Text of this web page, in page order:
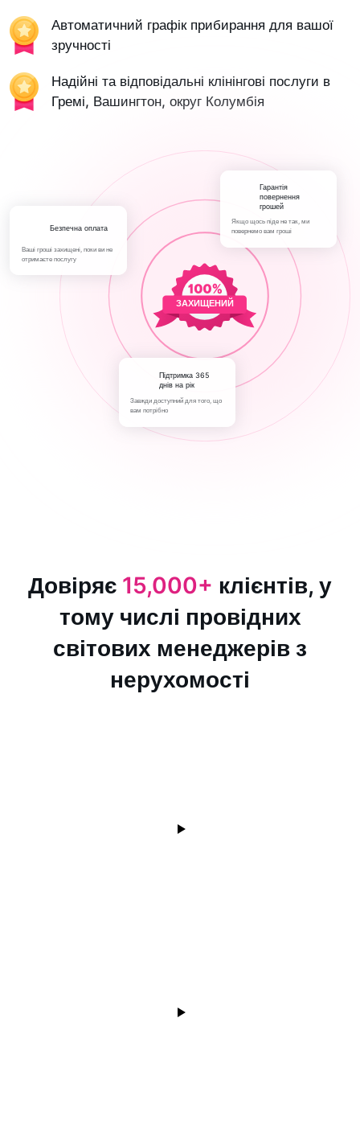
Автоматичний графік прибирання для вашої
зручності
Надійні та відповідальні клінінгові послуги в
Гремі, Вашингтон, округ Колумбія
ЗАХИЩЕНИЙ
Безпечна оплата
Ваші гроші захищені, поки ви не
отримаєте послугу
Гарантія
повернення
грошей
Якщо щось піде не так, ми
повернемо вам гроші
Підтримка 365
днів на рік
Завжди доступний для того, що
вам потрібно
Довіряє 15,000+ клієнтів, у
тому числі провідних
світових менеджерів з
нерухомості